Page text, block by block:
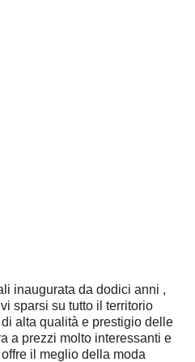
inaugurata da dodici anni ,
sparsi su tutto il territorio
alta qualità e prestigio delle
a prezzi molto interessanti e
il meglio della moda